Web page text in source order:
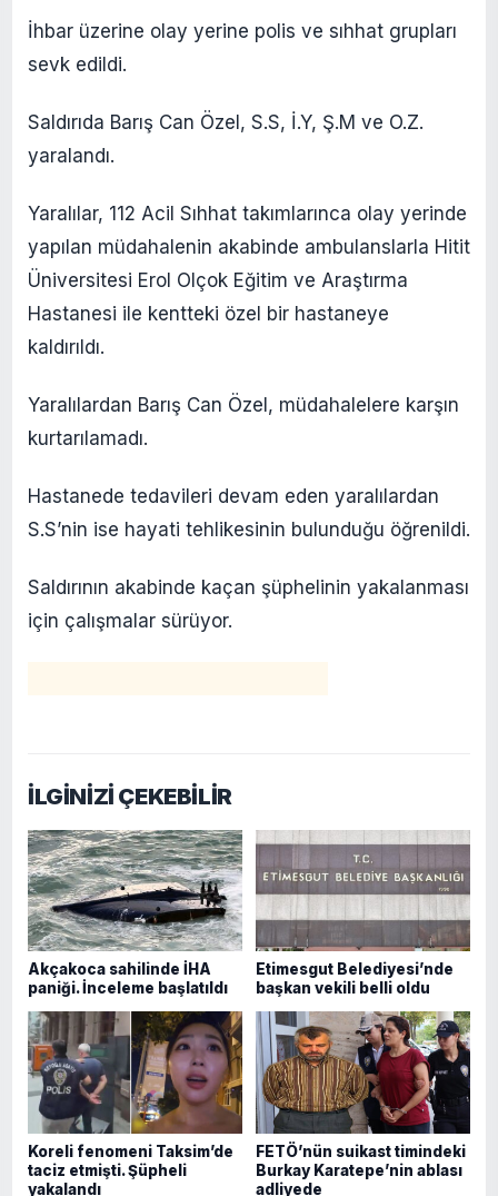
İhbar üzerine olay yerine polis ve sıhhat grupları
sevk edildi.
Saldırıda Barış Can Özel, S.S, İ.Y, Ş.M ve O.Z.
yaralandı.
Yaralılar, 112 Acil Sıhhat takımlarınca olay yerinde
yapılan müdahalenin akabinde ambulanslarla Hitit
Üniversitesi Erol Olçok Eğitim ve Araştırma
Hastanesi ile kentteki özel bir hastaneye
kaldırıldı.
Yaralılardan Barış Can Özel, müdahalelere karşın
kurtarılamadı.
Hastanede tedavileri devam eden yaralılardan
S.S’nin ise hayati tehlikesinin bulunduğu öğrenildi.
Saldırının akabinde kaçan şüphelinin yakalanması
için çalışmalar sürüyor.
İLGİNİZİ ÇEKEBİLİR
Akçakoca sahilinde İHA
paniği. İnceleme başlatıldı
Etimesgut Belediyesi’nde
başkan vekili belli oldu
Koreli fenomeni Taksim’de
taciz etmişti. Şüpheli
yakalandı
FETÖ’nün suikast timindeki
Burkay Karatepe’nin ablası
adliyede